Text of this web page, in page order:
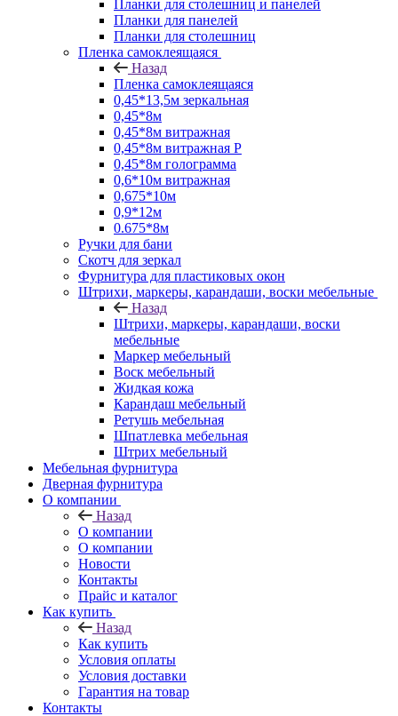
Планки для столешниц и панелей
Планки для панелей
Планки для столешниц
Пленка самоклеящаяся
Назад
Пленка самоклеящаяся
0,45*13,5м зеркальная
0,45*8м
0,45*8м витражная
0,45*8м витражная Р
0,45*8м голограмма
0,6*10м витражная
0,675*10м
0,9*12м
0.675*8м
Ручки для бани
Скотч для зеркал
Фурнитура для пластиковых окон
Штрихи, маркеры, карандаши, воски мебельные
Назад
Штрихи, маркеры, карандаши, воски
мебельные
Маркер мебельный
Воск мебельный
Жидкая кожа
Карандаш мебельный
Ретушь мебельная
Шпатлевка мебельная
Штрих мебельный
Мебельная фурнитура
Дверная фурнитура
О компании
Назад
О компании
О компании
Новости
Контакты
Прайс и каталог
Как купить
Назад
Как купить
Условия оплаты
Условия доставки
Гарантия на товар
Контакты